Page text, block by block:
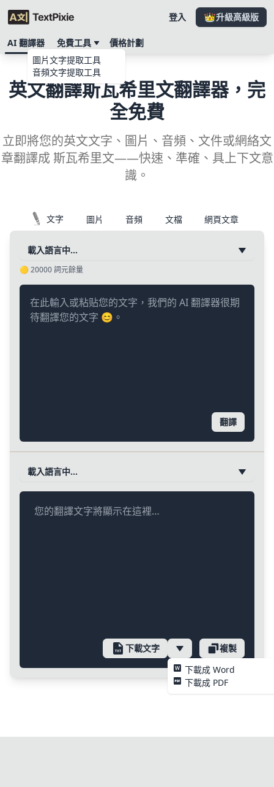
登入 升級高級版
AI 翻譯器
免費工具
圖片文字提取工具
音頻文字提取工具
價格計劃
英文翻譯斯瓦希里文翻譯器，完
全免費
立即將您的英文文字、圖片、音頻、文件或網絡文
章翻譯成 斯瓦希里文——快速、準確、具上下文意
識。
文字 圖片 音頻 文檔 網頁文章
載入語言中…
🟡 20000詞元餘量
翻譯
載入語言中…
您的翻譯文字將顯示在這裡…
下載文字
下載成 Word
下載成 PDF
複製